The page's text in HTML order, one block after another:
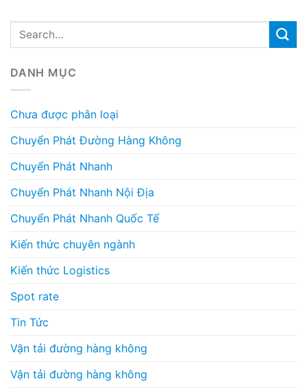
DANH MỤC
Chưa được phân loại
Chuyển Phát Đường Hàng Không
Chuyển Phát Nhanh
Chuyển Phát Nhanh Nội Địa
Chuyển Phát Nhanh Quốc Tế
Kiến thức chuyên ngành
Kiến thức Logistics
Spot rate
Tin Tức
Vận tải đường hàng không
Vận tải đường hàng không